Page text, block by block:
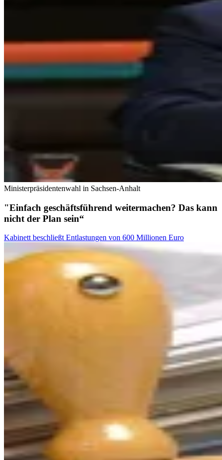
Ministerpräsidentenwahl in Sachsen-Anhalt
"Einfach geschäftsführend weitermachen? Das kann
nicht der Plan sein“
Kabinett beschließt Entlastungen von 600 Millionen Euro